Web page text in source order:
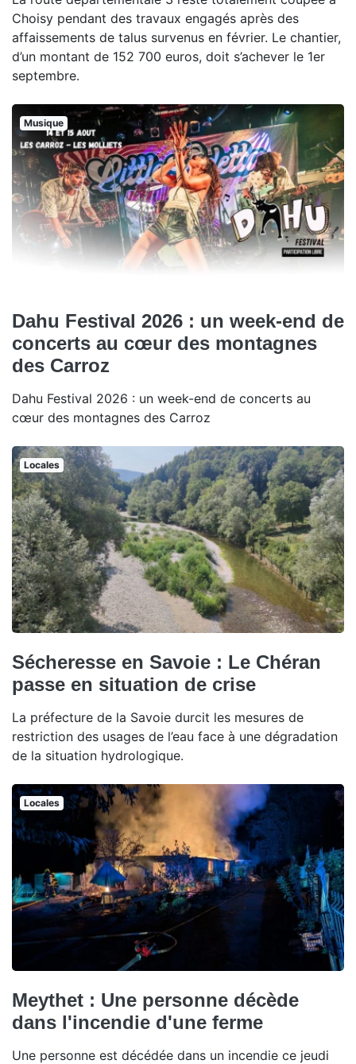
Choisy pendant des travaux engagés après des
affaissements de talus survenus en février. Le chantier,
d’un montant de 152 700 euros, doit s’achever le 1er
septembre.
Musique
Dahu Festival 2026 : un week-end de
concerts au cœur des montagnes
des Carroz
Dahu Festival 2026 : un week-end de concerts au
cœur des montagnes des Carroz
Locales
Sécheresse en Savoie : Le Chéran
passe en situation de crise
La préfecture de la Savoie durcit les mesures de
restriction des usages de l’eau face à une dégradation
de la situation hydrologique.
Locales
Meythet : Une personne décède
dans l'incendie d'une ferme
Une personne est décédée dans un incendie ce jeudi